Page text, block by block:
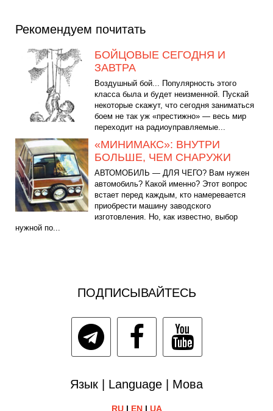
Рекомендуем почитать
БОЙЦОВЫЕ СЕГОДНЯ И
ЗАВТРА
Воздушный бой... Популярность этого
класса была и будет неизменной. Пускай
некоторые скажут, что сегодня заниматься
боем не так уж «престижно» — весь мир
переходит на радиоуправляемые...
«МИНИМАКС»: ВНУТРИ
БОЛЬШЕ, ЧЕМ СНАРУЖИ
АВТОМОБИЛЬ — ДЛЯ ЧЕГО? Вам нужен
автомобиль? Какой именно? Этот вопрос
встает перед каждым, кто намеревается
приобрести машину заводского
изготовления. Но, как известно, выбор
нужной по...
ПОДПИСЫВАЙТЕСЬ
Язык | Language | Мова
RU| EN| UA